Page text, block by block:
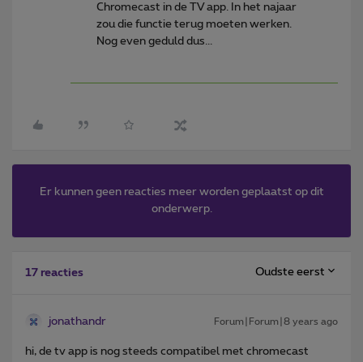
Chromecast in de TV app. In het najaar
zou die functie terug moeten werken.
Nog even geduld dus...
Er kunnen geen reacties meer worden geplaatst op dit
onderwerp.
17 reacties Oudste eerst
jonathandr Forum|Forum|8 years ago
hi, de tv app is nog steeds compatibel met chromecast